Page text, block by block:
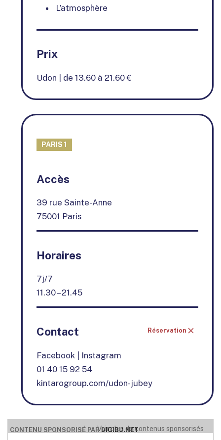
L’atmosphère
Prix
Udon | de 13.60 à 21.60 €
PARIS 1
−
Accès
39 rue Sainte-Anne
75001 Paris
Horaires
7j/7
11.30 – 21.45
Contact Réservation
Facebook
Instagram
01 40 15 92 54
kintarogroup.com/udon-jubey
CONTENU SPONSORISÉ PARDIGIBU.NET
Voir plus de contenus sponsorisés